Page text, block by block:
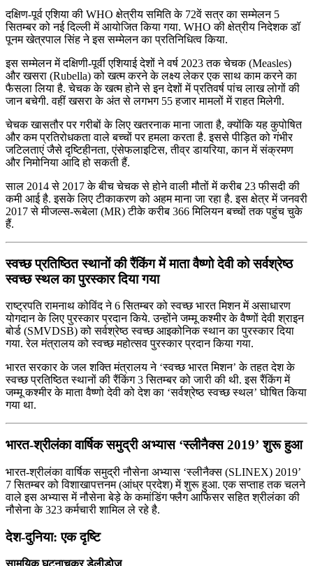
दक्षिण-पूर्व एशिया की WHO क्षेत्रीय समिति के 72वें सत्र का सम्मेलन 5
सितम्बर को नई दिल्ली में आयोजित किया गया. WHO की क्षेत्रीय निदेशक डॉ
पूनम खेत्रपाल सिंह ने इस सम्मेलन का प्रतिनिधित्व किया.
इस सम्मेलन में दक्षिणी-पूर्वी एशियाई देशों ने वर्ष 2023 तक चेचक (Measles)
और खसरा (Rubella) को खत्म करने के लक्ष्य लेकर एक साथ काम करने का
फैसला लिया है. चेचक के खत्म होने से इन देशों में प्रतिवर्ष पांच लाख लोगों की
जान बचेगी. वहीं खसरा के अंत से लगभग 55 हजार मामलों में राहत मिलेगी.
चेचक खासतौर पर गरीबों के लिए खतरनाक माना जाता है, क्योंकि यह कुपोषित
और कम प्रतिरोधकता वाले बच्चों पर हमला करता है. इससे पीड़ित को गंभीर
जटिलताएं जैसे दृष्टिहीनता, एंसेफलाइटिस, तीव्र डायरिया, कान में संक्रमण
और निमोनिया आदि हो सकती हैं.
साल 2014 से 2017 के बीच चेचक से होने वाली मौतों में करीब 23 फीसदी की
कमी आई है. इसके लिए टीकाकरण को अहम माना जा रहा है. इस क्षेत्र में जनवरी
2017 से मीजल्स-रूबेला (MR) टीके करीब 366 मिलियन बच्चों तक पहुंच चुके
हैं.
स्‍वच्‍छ प्रतिष्ठित स्‍थानों की रैंकिंग में माता वैष्‍णो देवी को सर्वश्रेष्‍ठ
स्‍वच्‍छ स्‍थल का पुरस्कार दिया गया
राष्‍ट्रपति रामनाथ कोविंद ने 6 सितम्बर को स्‍वच्‍छ भारत मिशन में असाधारण
योगदान के लिए पुरस्‍कार प्रदान किये. उन्होंने जम्‍मू कश्‍मीर के वैष्‍णों देवी श्राइन
बोर्ड (SMVDSB) को सर्वश्रेष्‍ठ स्‍वच्‍छ आइकोनिक स्‍थान का पुरस्‍कार दिया
गया. रेल मंत्रालय को स्‍वच्‍छ महोत्‍सव पुरस्‍कार प्रदान किया गया.
भारत सरकार के जल शक्ति मंत्रालय ने ‘स्वच्छ भारत मिशन’ के तहत देश के
स्‍वच्‍छ प्रतिष्ठित स्‍थानों की रैंकिंग 3 सितम्बर को जारी की थी. इस रैंकिंग में
जम्‍मू कश्‍मीर के माता वैष्‍णो देवी को देश का ‘सर्वश्रेष्‍ठ स्‍वच्‍छ स्‍थल’ घोषित किया
गया था.
भारत-श्रीलंका वार्षिक समुद्री अभ्‍यास ‘स्‍लीनैक्‍स 2019’ शुरू हुआ
भारत-श्रीलंका वार्षिक समुद्री नौसेना अभ्‍यास ‘स्‍लीनैक्‍स (SLINEX) 2019’
7 सितम्बर को विशाखापत्तनम (आंध्र प्रदेश) में शुरू हुआ. एक सप्ताह तक चलने
वाले इस अभ्‍यास में नौसेना बेड़े के कमांडिंग फ्लैग आफिसर सहित श्रीलंका की
नौसेना के 323 कर्मचारी शामिल ले रहे है.
देश-दुनिया: एक दृष्टि